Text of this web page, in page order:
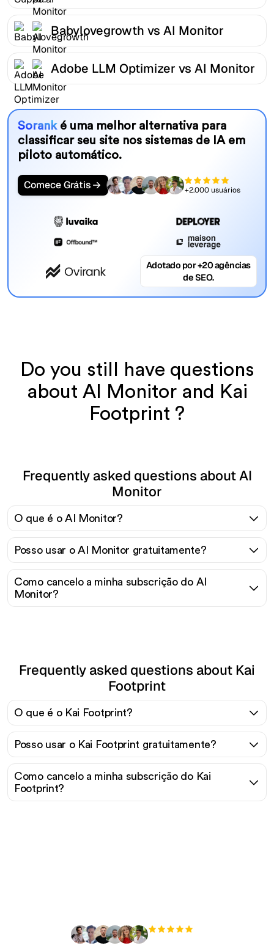
Babylovegrowth vs AI Monitor
Adobe LLM Optimizer vs AI Monitor
Sorank é uma melhor alternativa para
classificar seu site nos sistemas de IA em
piloto automático.
Comece Grátis +2.000 usuários
Adotado por +20 agências
de SEO.
Do you still have questions
about AI Monitor and Kai
Footprint ?
Frequently asked questions about AI
Monitor
O que é o AI Monitor?
Posso usar o AI Monitor gratuitamente?
Como cancelo a minha subscrição do AI
Monitor?
Frequently asked questions about Kai
Footprint
O que é o Kai Footprint?
Posso usar o Kai Footprint gratuitamente?
Como cancelo a minha subscrição do Kai
Footprint?